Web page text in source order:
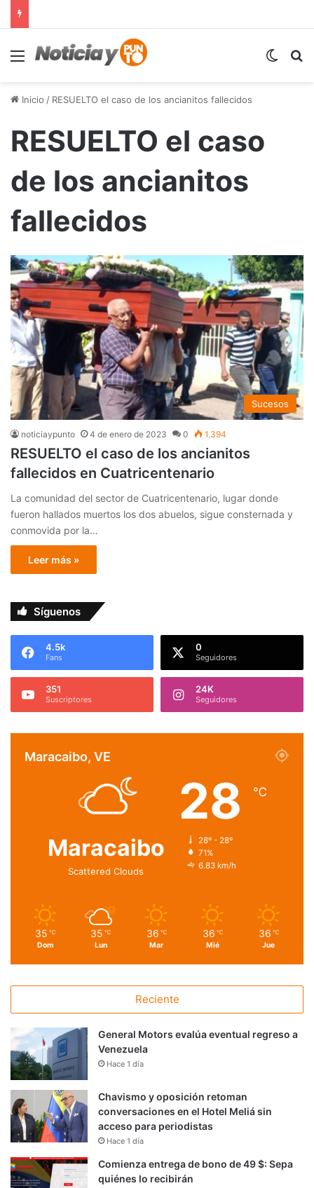
Menú
Inicio / RESUELTO el caso de los ancianitos fallecidos
RESUELTO el caso
de los ancianitos
fallecidos
Sucesos
noticiaypunto 4 de enero de 2023 0 1.394
RESUELTO el caso de los ancianitos
fallecidos en Cuatricentenario
La comunidad del sector de Cuatricentenario, lugar donde
fueron hallados muertos los dos abuelos, sigue consternada y
conmovida por la…
Leer más »
Síguenos
4.5k
Fans
0
Seguidores
351
Suscriptores
24K
Seguidores
Maracaibo, VE
Maracaibo
Scattered Clouds
28 ℃
28º - 28º
71%
6.83 km/h
35 ℃
Dom
35 ℃
Lun
36 ℃
Mar
36 ℃
Mié
36 ℃
Jue
Reciente
General Motors evalúa eventual regreso a
Venezuela
Hace 1 día
Chavismo y oposición retoman
conversaciones en el Hotel Meliá sin
acceso para periodistas
Hace 1 día
Comienza entrega de bono de 49 $: Sepa
quiénes lo recibirán